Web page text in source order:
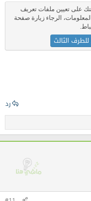
على تعيين ملفات تعريف
الرجاء زيارة صفحة
الثالث
رد